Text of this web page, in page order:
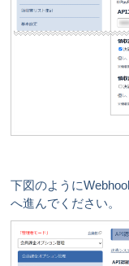
下図のように
へ進んでください。